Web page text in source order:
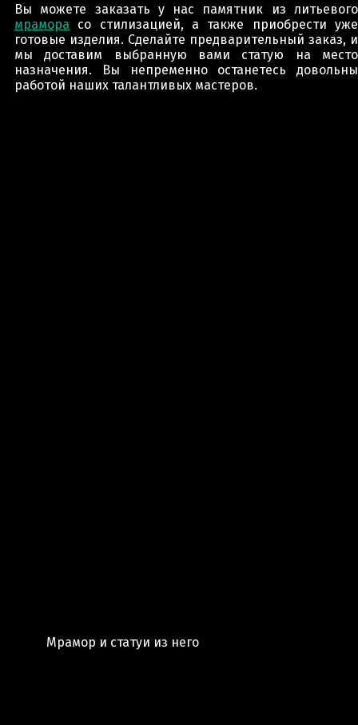
Вы можете заказать у нас памятник из литьевого
мрамора со стилизацией, а также приобрести уже
готовые изделия. Сделайте предварительный заказ, и
мы доставим выбранную вами статую на место
назначения. Вы непременно останетесь довольны
работой наших талантливых мастеров.
Мрамор и статуи из него